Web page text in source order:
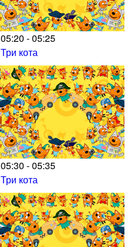
05:20 - 05:25
Три кота
05:30 - 05:35
Три кота